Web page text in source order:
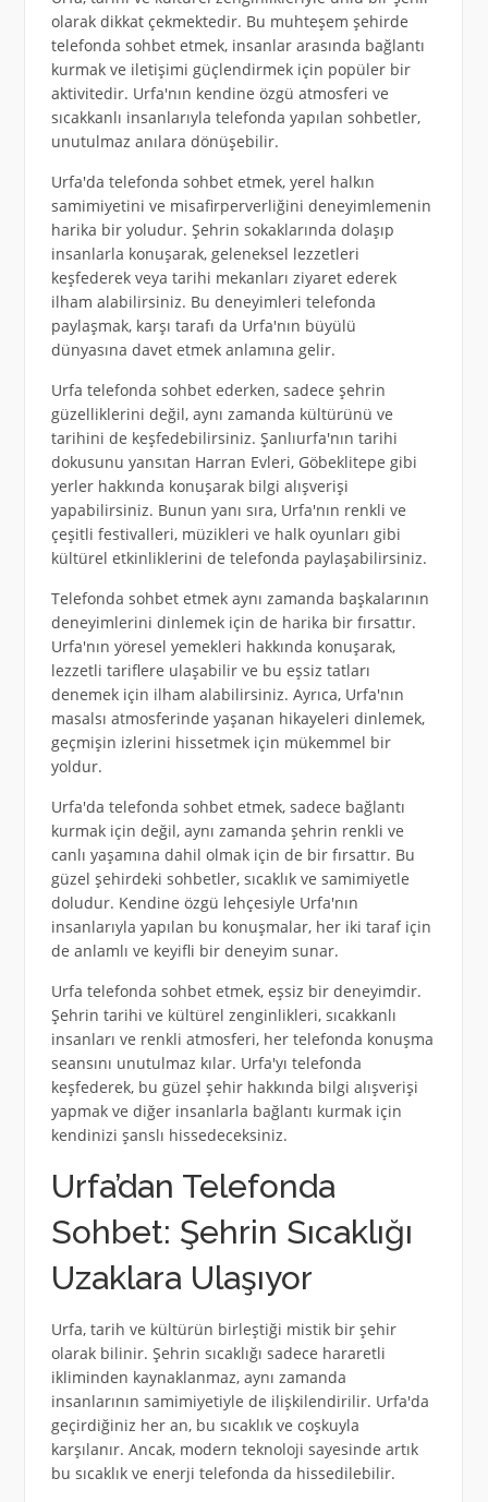
olarak dikkat çekmektedir. Bu muhteşem şehirde
telefonda sohbet etmek, insanlar arasında bağlantı
kurmak ve iletişimi güçlendirmek için popüler bir
aktivitedir. Urfa'nın kendine özgü atmosferi ve
sıcakkanlı insanlarıyla telefonda yapılan sohbetler,
unutulmaz anılara dönüşebilir.
Urfa'da telefonda sohbet etmek, yerel halkın
samimiyetini ve misafirperverliğini deneyimlemenin
harika bir yoludur. Şehrin sokaklarında dolaşıp
insanlarla konuşarak, geleneksel lezzetleri
keşfederek veya tarihi mekanları ziyaret ederek
ilham alabilirsiniz. Bu deneyimleri telefonda
paylaşmak, karşı tarafı da Urfa'nın büyülü
dünyasına davet etmek anlamına gelir.
Urfa telefonda sohbet ederken, sadece şehrin
güzelliklerini değil, aynı zamanda kültürünü ve
tarihini de keşfedebilirsiniz. Şanlıurfa'nın tarihi
dokusunu yansıtan Harran Evleri, Göbeklitepe gibi
yerler hakkında konuşarak bilgi alışverişi
yapabilirsiniz. Bunun yanı sıra, Urfa'nın renkli ve
çeşitli festivalleri, müzikleri ve halk oyunları gibi
kültürel etkinliklerini de telefonda paylaşabilirsiniz.
Telefonda sohbet etmek aynı zamanda başkalarının
deneyimlerini dinlemek için de harika bir fırsattır.
Urfa'nın yöresel yemekleri hakkında konuşarak,
lezzetli tariflere ulaşabilir ve bu eşsiz tatları
denemek için ilham alabilirsiniz. Ayrıca, Urfa'nın
masalsı atmosferinde yaşanan hikayeleri dinlemek,
geçmişin izlerini hissetmek için mükemmel bir
yoldur.
Urfa'da telefonda sohbet etmek, sadece bağlantı
kurmak için değil, aynı zamanda şehrin renkli ve
canlı yaşamına dahil olmak için de bir fırsattır. Bu
güzel şehirdeki sohbetler, sıcaklık ve samimiyetle
doludur. Kendine özgü lehçesiyle Urfa'nın
insanlarıyla yapılan bu konuşmalar, her iki taraf için
de anlamlı ve keyifli bir deneyim sunar.
Urfa telefonda sohbet etmek, eşsiz bir deneyimdir.
Şehrin tarihi ve kültürel zenginlikleri, sıcakkanlı
insanları ve renkli atmosferi, her telefonda konuşma
seansını unutulmaz kılar. Urfa'yı telefonda
keşfederek, bu güzel şehir hakkında bilgi alışverişi
yapmak ve diğer insanlarla bağlantı kurmak için
kendinizi şanslı hissedeceksiniz.
Urfa’dan Telefonda
Sohbet: Şehrin Sıcaklığı
Uzaklara Ulaşıyor
Urfa, tarih ve kültürün birleştiği mistik bir şehir
olarak bilinir. Şehrin sıcaklığı sadece hararetli
ikliminden kaynaklanmaz, aynı zamanda
insanlarının samimiyetiyle de ilişkilendirilir. Urfa'da
geçirdiğiniz her an, bu sıcaklık ve coşkuyla
karşılanır. Ancak, modern teknoloji sayesinde artık
bu sıcaklık ve enerji telefonda da hissedilebilir.